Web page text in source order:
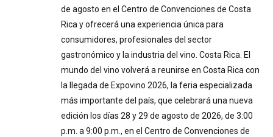
de agosto en el Centro de Convenciones de Costa
Rica y ofrecerá una experiencia única para
consumidores, profesionales del sector
gastronómico y la industria del vino. Costa Rica. El
mundo del vino volverá a reunirse en Costa Rica con
la llegada de Expovino 2026, la feria especializada
más importante del país, que celebrará una nueva
edición los días 28 y 29 de agosto de 2026, de 3:00
p.m. a 9:00 p.m., en el Centro de Convenciones de